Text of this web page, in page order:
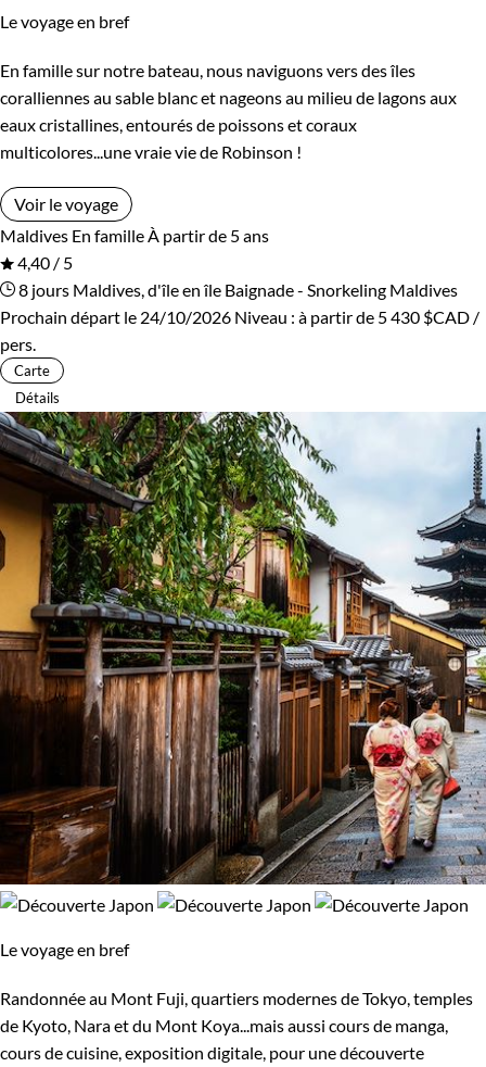
Le voyage en bref
En famille sur notre bateau, nous naviguons vers des îles
coralliennes au sable blanc et nageons au milieu de lagons aux
eaux cristallines, entourés de poissons et coraux
multicolores...une vraie vie de Robinson !
Voir le voyage
Maldives En familleÀ partir de 5 ans
4,40 / 5
8 jours Maldives, d'île en île Baignade - Snorkeling Maldives
Prochain départ le 24/10/2026 Niveau : à partir de 5 430 $CAD /
pers.
Carte
Détails
Le voyage en bref
Randonnée au Mont Fuji, quartiers modernes de Tokyo, temples
de Kyoto, Nara et du Mont Koya...mais aussi cours de manga,
cours de cuisine, exposition digitale, pour une découverte